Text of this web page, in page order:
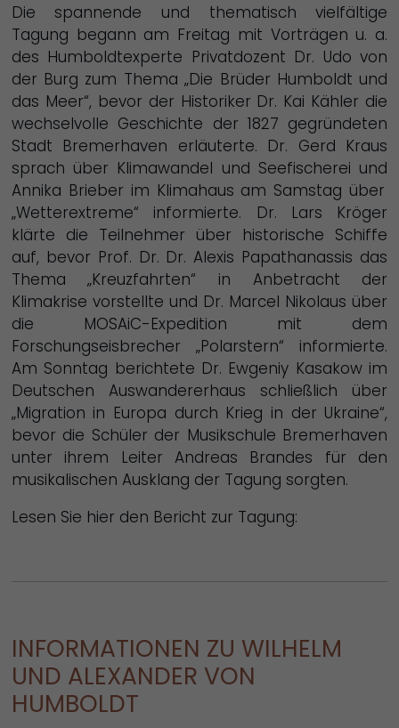
Die spannende und thematisch vielfältige
Tagung begann am Freitag mit Vorträgen u. a.
des Humboldtexperte Privatdozent Dr. Udo von
der Burg zum Thema „Die Brüder Humboldt und
das Meer“, bevor der Historiker Dr. Kai Kähler die
wechselvolle Geschichte der 1827 gegründeten
Stadt Bremerhaven erläuterte. Dr. Gerd Kraus
sprach über Klimawandel und Seefischerei und
Annika Brieber im Klimahaus am Samstag über
„Wetterextreme“ informierte. Dr. Lars Kröger
klärte die Teilnehmer über historische Schiffe
auf, bevor Prof. Dr. Dr. Alexis Papathanassis das
Thema „Kreuzfahrten“ in Anbetracht der
Klimakrise vorstellte und Dr. Marcel Nikolaus über
die MOSAiC-Expedition mit dem
Forschungseisbrecher „Polarstern“ informierte.
Am Sonntag berichtete Dr. Ewgeniy Kasakow im
Deutschen Auswandererhaus schließlich über
„Migration in Europa durch Krieg in der Ukraine“,
bevor die Schüler der Musikschule Bremerhaven
unter ihrem Leiter Andreas Brandes für den
musikalischen Ausklang der Tagung sorgten.
Lesen Sie hier den Bericht zur Tagung:
INFORMATIONEN ZU WILHELM
UND ALEXANDER VON
HUMBOLDT